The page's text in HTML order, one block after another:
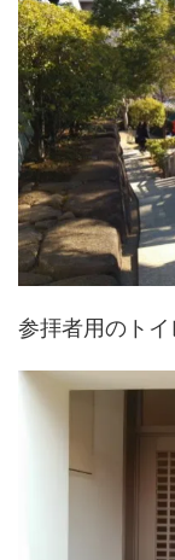
参拝者用のトイ